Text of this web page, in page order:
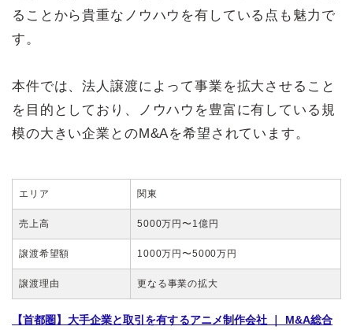
ることから貴重なノウハウを有している点も魅力で
す。
本件では、法人譲渡によって事業を拡大させること
を目的としており、ノウハウを豊富に有している規
模の大きい企業とのM&Aを希望されています。
エリア 関東
売上高 5000万円〜1億円
譲渡希望額 1000万円〜5000万円
譲渡理由 更なる事業の拡大
【首都圏】大手企業と取引を有するアニメ制作会社 ｜ M&A総合